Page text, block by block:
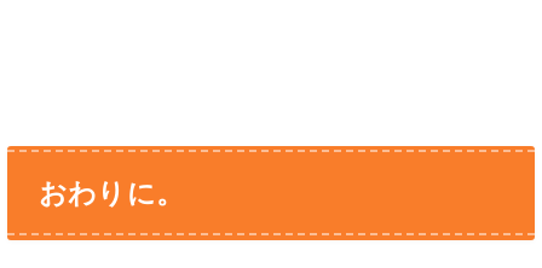
おわりに。